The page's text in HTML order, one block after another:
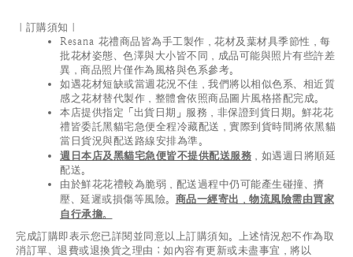
｜訂購須知｜
Resana 花禮商品皆為手工製作，花材及葉材具季節性，每
批花材姿態、色澤與大小皆不同，成品可能與照片有些許差
異，商品照片僅作為風格與色系參考。
如遇花材短缺或當週花況不佳，我們將以相似色系、相近質
感之花材替代製作，整體會依照商品圖片風格搭配完成。
本店提供指定「出貨日期」服務，非保證到貨日期。鮮花花
禮皆委託黑貓宅急便全程冷藏配送，實際到貨時間將依黑貓
當日貨況與配送路線安排為準。
週日本店及黑貓宅急便皆不提供配送服務 ，如遇週日將順延
配送。
由於鮮花花禮較為脆弱，配送過程中仍可能產生碰撞、擠
壓、延遲或損傷等風險。 商品一經寄出，物流風險需由買家
自行承擔。
完成訂購即表示您已詳閱並同意以上訂購須知。上述情況恕不作為取
消訂單、退費或退換貨之理由；如內容有更新或未盡事宜，將以